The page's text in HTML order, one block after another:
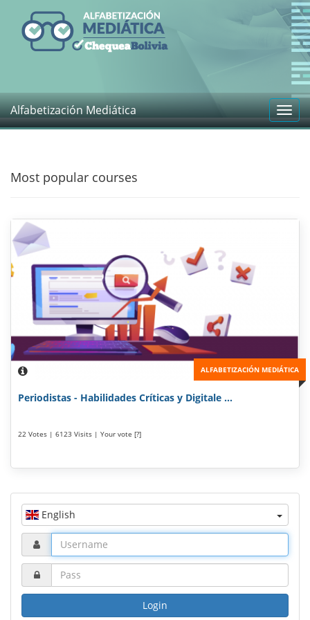
Alfabetización Mediática
Most popular courses
ALFABETIZACIÓN MEDIÁTICA
Periodistas - Habilidades Críticas y Digitale ...
22 Votes | 6123 Visits | Your vote [?]
English
Login